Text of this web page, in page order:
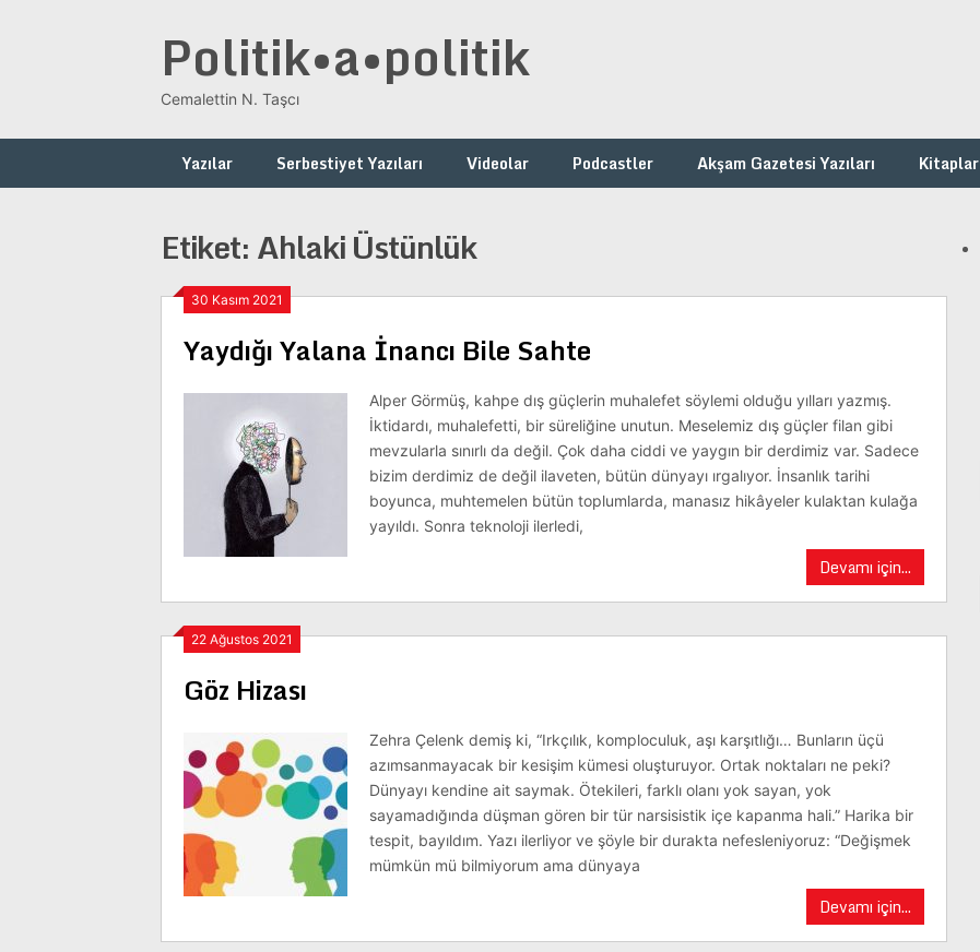
Politik•a•politik
Cemalettin N. Taşcı
Yazılar Serbestiyet Yazıları Videolar Podcastler Akşam Gazetesi Yazıları Kitaplar
Etiket:Ahlaki Üstünlük
30 Kasım 2021
Yaydığı Yalana İnancı Bile Sahte
Alper Görmüş, kahpe dış güçlerin muhalefet söylemi olduğu yılları yazmış.
İktidardı, muhalefetti, bir süreliğine unutun. Meselemiz dış güçler filan gibi
mevzularla sınırlı da değil. Çok daha ciddi ve yaygın bir derdimiz var. Sadece
bizim derdimiz de değil ilaveten, bütün dünyayı ırgalıyor. İnsanlık tarihi
boyunca, muhtemelen bütün toplumlarda, manasız hikâyeler kulaktan kulağa
yayıldı. Sonra teknoloji ilerledi,
Devamı için...
22 Ağustos 2021
Göz Hizası
Zehra Çelenk demiş ki, “Irkçılık, komploculuk, aşı karşıtlığı… Bunların üçü
azımsanmayacak bir kesişim kümesi oluşturuyor. Ortak noktaları ne peki?
Dünyayı kendine ait saymak. Ötekileri, farklı olanı yok sayan, yok
sayamadığında düşman gören bir tür narsisistik içe kapanma hali.” Harika bir
tespit, bayıldım. Yazı ilerliyor ve şöyle bir durakta nefesleniyoruz: “Değişmek
mümkün mü bilmiyorum ama dünyaya
Devamı için...